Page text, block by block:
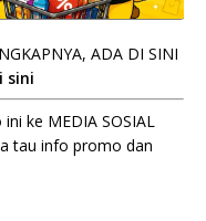
ADA DI SINI
sini
ke MEDIA SOSIAL
tau info promo dan